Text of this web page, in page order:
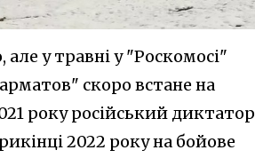
але у травні у "Роскомосі"
скоро встане на
року російський диктатор
2022 року на бойове